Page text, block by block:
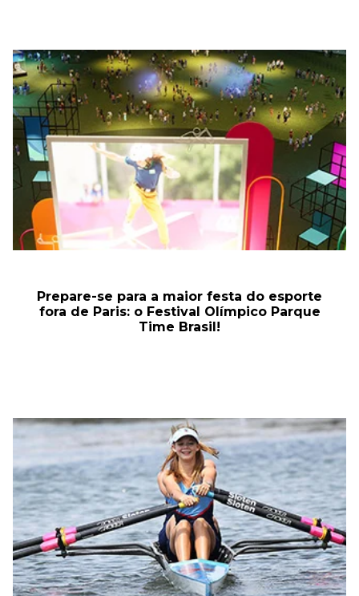
Prepare-se para a maior festa do esporte
fora de Paris: o Festival Olímpico Parque
Time Brasil!